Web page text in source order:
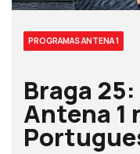
PROGRAMAS ANTENA 1
Braga
Antena 1